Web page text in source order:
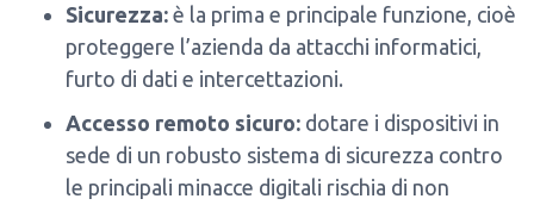
Sicurezza: è la prima e principale funzione, cioè
proteggere l’azienda da attacchi informatici,
furto di dati e intercettazioni.
Accesso remoto sicuro: dotare i dispositivi in
sede di un robusto sistema di sicurezza contro
le principali minacce digitali rischia di non